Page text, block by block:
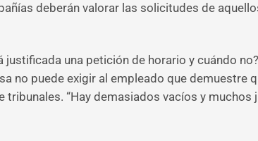
deberán valorar las solicitudes de
justificada una petición de horario y cuándo
no puede exigir al empleado que
tribunales. “Hay demasiados vacíos y